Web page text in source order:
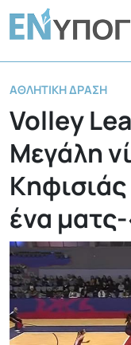
ΑΘΛΗΤΙΚΉ ΔΡΆΣΗ
Volley
Μεγάλη
ένα